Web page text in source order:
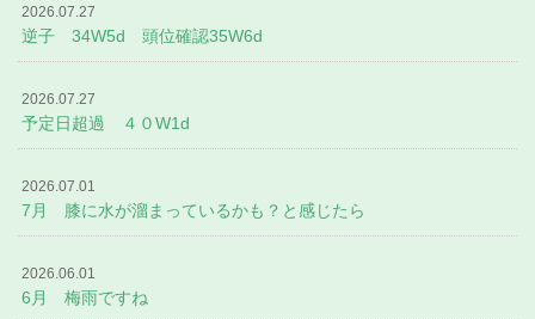
2026.07.27
逆子 34W5d 頭位確認35W6d
2026.07.27
予定日超過 ４０W1d
2026.07.01
7月 膝に水が溜まっているかも？と感じたら
2026.06.01
6月 梅雨ですね